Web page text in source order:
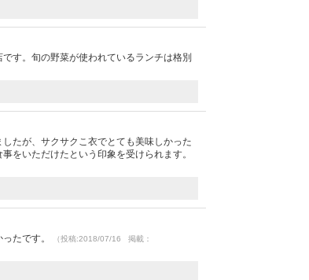
す。旬の野菜が使われているランチは格別
たが、サクサクこ衣でとても美味しかった
をいただけたという印象を受けられます。
たです。
（投稿:2018/07/16 掲載：